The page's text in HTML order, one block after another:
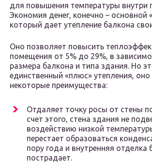
для повышения температуры внутри
Экономия денег, конечно ­– основной
который дает утепление балкона
Оно позволяет повысить
помещения от 5% до 29%, в
размера балкона и типа здания. Но
единственный «плюс» утепления,
некоторые преимущества:
Отдаляет точку росы от стены
счет этого, стена здания не
воздействию низкой
перестает образоваться
пору года и внутренняя отделка
пострадает.